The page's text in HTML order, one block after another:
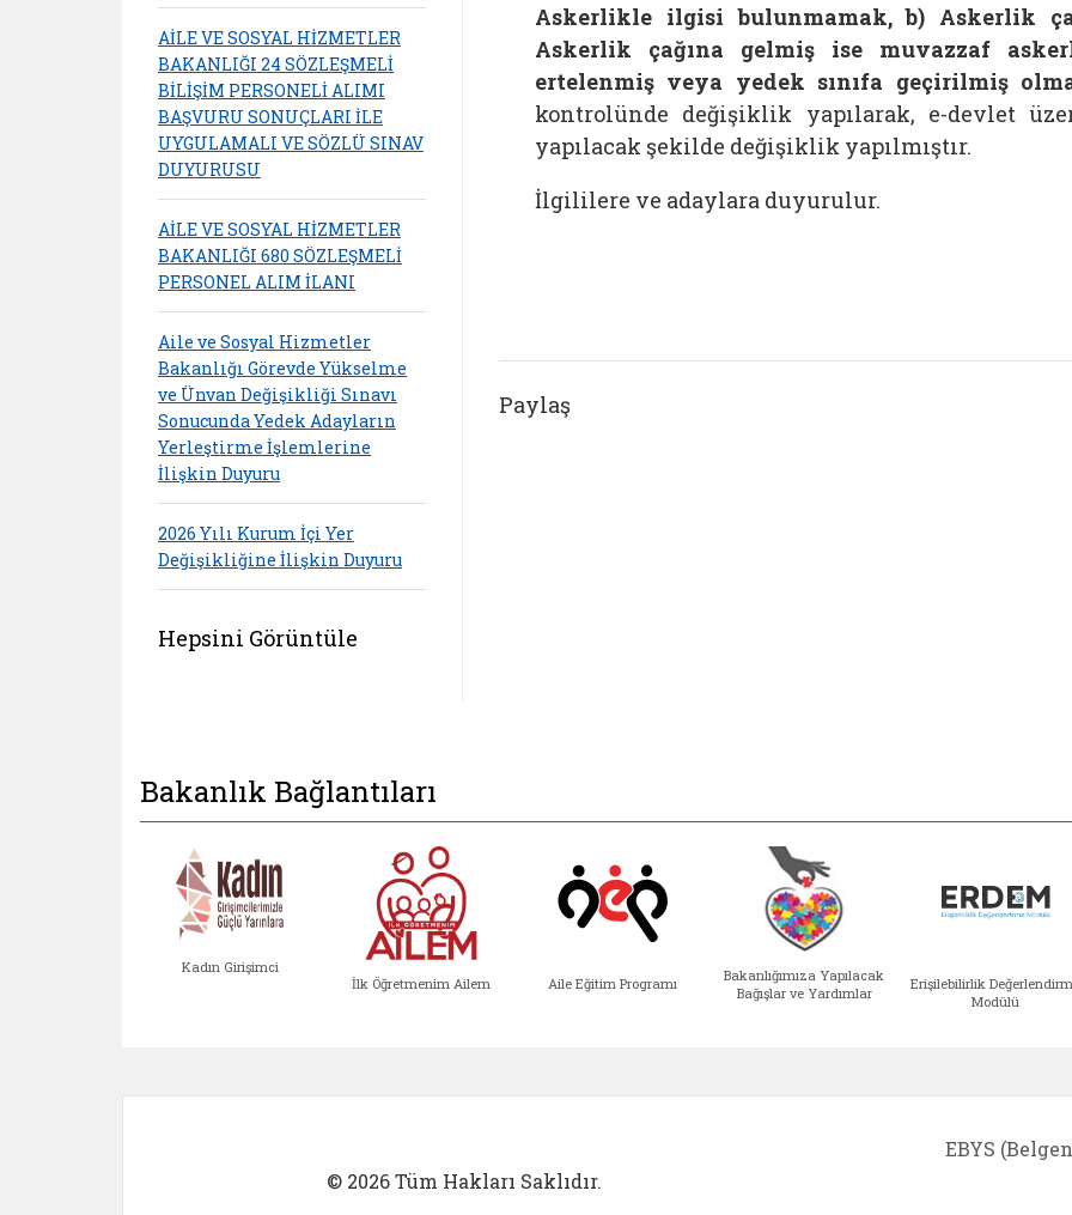
AİLE VE SOSYAL HİZMETLER
BAKANLIĞI 24 SÖZLEŞMELİ
BİLİŞİM PERSONELİ ALIMI
BAŞVURU SONUÇLARI İLE
UYGULAMALI VE SÖZLÜ SINAV
DUYURUSU
AİLE VE SOSYAL HİZMETLER
BAKANLIĞI 680 SÖZLEŞMELİ
PERSONEL ALIM İLANI
Aile ve Sosyal Hizmetler
Bakanlığı Görevde Yükselme
ve Ünvan Değişikliği Sınavı
Sonucunda Yedek Adayların
Yerleştirme İşlemlerine
İlişkin Duyuru
2026 Yılı Kurum İçi Yer
Değişikliğine İlişkin Duyuru
Hepsini Görüntüle
Askerlikle ilgisi bulunmamak, b) Askerlik
Askerlik çağına gelmiş ise muvazzaf
ertelenmiş veya yedek sınıfa geçirilmiş
kontrolünde değişiklik yapılarak, e-devlet
yapılacak şekilde değişiklik yapılmıştır.
İlgililere ve adaylara duyurulur.
Paylaş
Bakanlık Bağlantıları
Kadın Girişimci
İlk Öğretmenim Ailem Aile Eğitim Programı
Bakanlığımıza Yapılacak
Bağışlar ve Yardımlar
Erişilebilirlik
Modülü
© 2026 Tüm Hakları Saklıdır.
EBYS